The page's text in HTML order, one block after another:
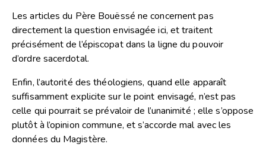
Les articles du Père Bouëssé ne concernent pas
directement la question envisagée ici, et traitent
précisément de l’épiscopat dans la ligne du pouvoir
d’ordre sacerdotal.
Enfin, l’autorité des théologiens, quand elle apparaît
suffisamment explicite sur le point envisagé, n’est pas
celle qui pourrait se prévaloir de l’unanimité ; elle s’oppose
plutôt à l’opinion commune, et s’accorde mal avec les
données du Magistère.